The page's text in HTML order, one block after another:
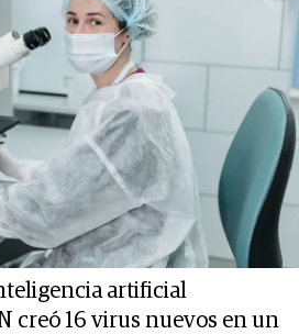
artificial
creó 16 virus nuevos en un